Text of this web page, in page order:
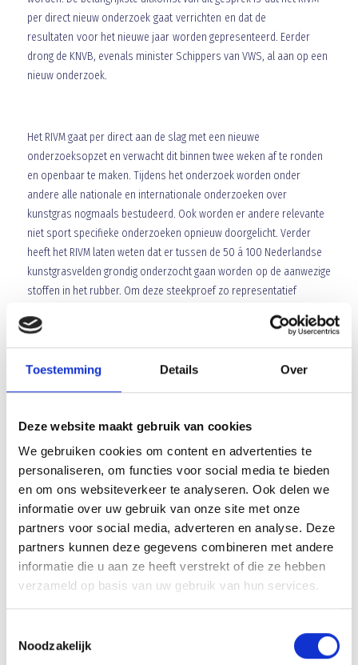
Toestemming Details Over
Deze website maakt gebruik van cookies
We gebruiken cookies om content en advertenties te
personaliseren, om functies voor social media te bieden
en om ons websiteverkeer te analyseren. Ook delen we
informatie over uw gebruik van onze site met onze
partners voor social media, adverteren en analyse. Deze
partners kunnen deze gegevens combineren met andere
informatie die u aan ze heeft verstrekt of die ze hebben
verzameld op basis van uw gebruik van hun services.
Noodzakelijk
per direct nieuw onderzoek gaat verrichten en dat de
resultaten voor het nieuwe jaar worden gepresenteerd. Eerder
drong de KNVB, evenals minister Schippers van VWS, al aan op een
nieuw onderzoek.
Het RIVM gaat per direct aan de slag met een nieuwe
onderzoeksopzet en verwacht dit binnen twee weken af te ronden
en openbaar te maken. Tijdens het onderzoek worden onder
andere alle nationale en internationale onderzoeken over
kunstgras nogmaals bestudeerd. Ook worden er andere relevante
niet sport specifieke onderzoeken opnieuw doorgelicht. Verder
heeft het RIVM laten weten dat er tussen de 50 á 100 Nederlandse
kunstgrasvelden grondig onderzocht gaan worden op de aanwezige
stoffen in het rubber. Om deze steekproef zo representatief
deze velden. De KNVB is tevreden met de toezegging van het RIVM
voor nieuw onderzoek en resultaten op korte termijn. Net als de
rest van (voetballend) Nederland wil de KNVB zo snel mogelijk
kunstgrasvelden en hier is iedereen bij gebaat. De KNVB stelt het
RIVM volledig in staat zo spoedig mogelijk met het onderzoek te
NORMAAL VOETBALWEEKEND
Afgelopen weekeinde is er zoals gebruikelijk volop gevoetbald op
de Nederlandse velden. Voorafgaand aan deze speelronde waren
er veel vragen over de gezondheidsrisico’s van het spelen op
kunstgrasvelden, maar uit een analyse blijkt dat nagenoeg
Array
TwitterFacebook